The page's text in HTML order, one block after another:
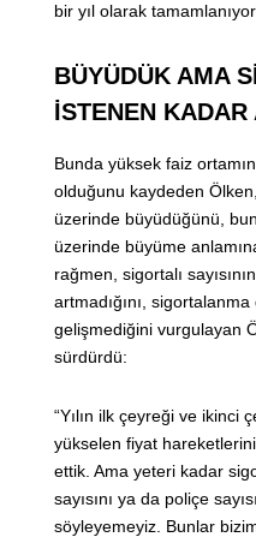
bir yıl olarak
BÜYÜDÜK AMA
İSTENEN KADAR
Bunda yüksek faiz
olduğunu kaydeden
üzerinde büyüdüğünü,
üzerinde büyüme
rağmen, sigortalı
artmadığını,
gelişmediğini vurgulayan
sürdürdü:
“Yılın ilk çeyreği ve ikinci
yükselen fiyat
ettik. Ama yeteri kadar
sayısını ya da poliçe
söyleyemeyiz. Bunlar